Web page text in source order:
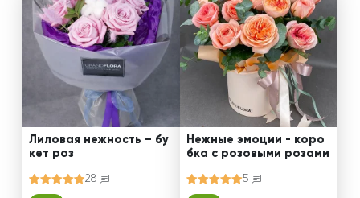
Лиловая нежность – бу
кет роз
28
Нежные эмоции - коро
бка с розовыми розами
5